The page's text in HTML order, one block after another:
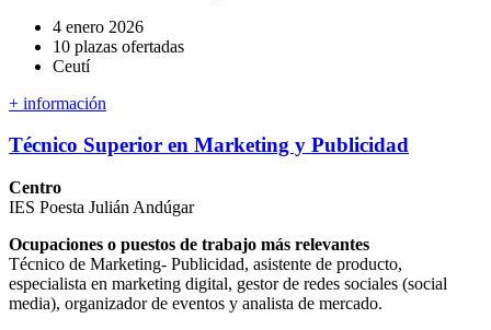
4 enero 2026
10 plazas ofertadas
Ceutí
+ información
Técnico Superior en Marketing y Publicidad
Centro
IES Poesta Julián Andúgar
Ocupaciones o puestos de trabajo más relevantes
Técnico de Marketing- Publicidad, asistente de producto,
especialista en marketing digital, gestor de redes sociales (social
media), organizador de eventos y analista de mercado.